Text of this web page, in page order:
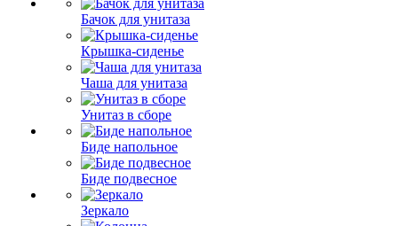
Бачок для унитаза
Крышка-сиденье
Чаша для унитаза
Унитаз в сборе
Биде напольное
Биде подвесное
Зеркало